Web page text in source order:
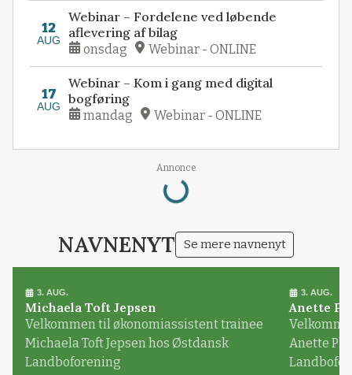
12
AUG
Webinar – Fordelene ved løbende
aflevering af bilag
onsdag Webinar - ONLINE
17
AUG
Webinar – Kom i gang med digital
bogføring
mandag Webinar - ONLINE
Annonce
Loading...
NAVNENYT Se mere navnenyt
3. AUG.
Michaela Toft Jepsen
Velkommen til økonomiassistent trainee
Michaela Toft Jepsen hos Østdansk
Landboforening
3. AUG.
Anette
Anette